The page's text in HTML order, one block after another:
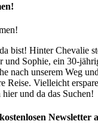
bist! Hinter Chevalie
und Sophie, ein 30-
nach unserem Weg
Reise. Vielleicht
und da das Suchen!
Newsletter